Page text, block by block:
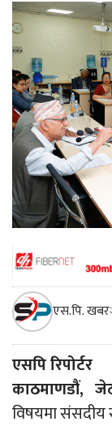
एस.पि. खबर
एसपि रिपोर्टर
काठमाणडौं,
विषयमा संसदीय